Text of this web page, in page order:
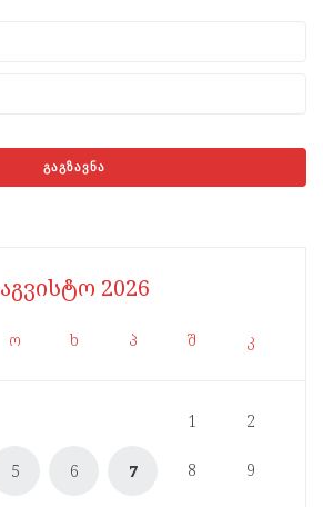
აგვისტო 2026
ო ხ პ შ კ
1 2
5 6 7 8 9